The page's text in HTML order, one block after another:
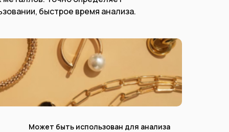
быстрое время анализа.
Может быть использован для анализа